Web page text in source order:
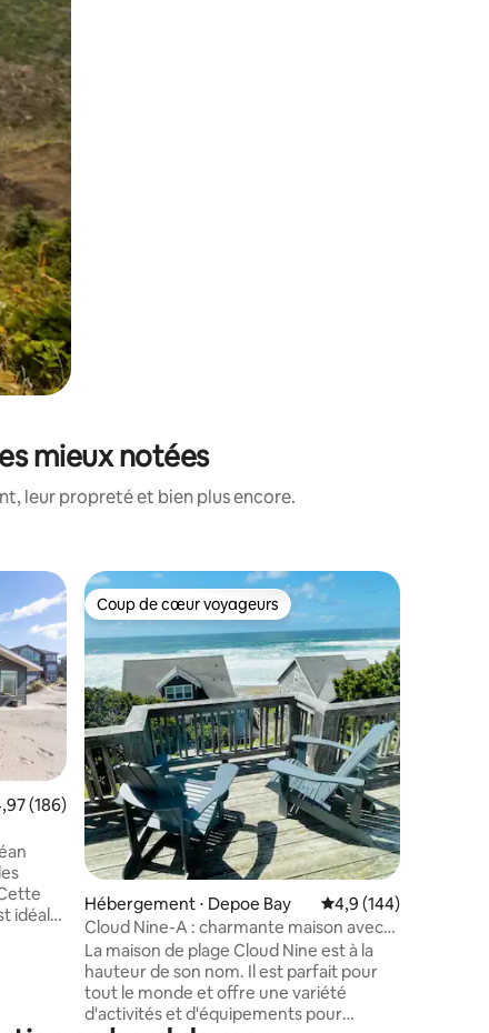
glisser.
mieux notées
leur propreté et bien plus encore.
: 4,98 sur 5
appréciés
moyenne sur la base de 186 commentaires : 4,97 sur 5
(186)
idéale
Coup de cœur voyageurs
Coup de cœur voyageurs
Hébergement ⋅ Depoe Bay Évaluation moyenne
4,9 (144)
Cloud Nine-A : charmante maison avec
vue sur l'océan et jacuzzi
La maison de plage Cloud Nine est à la
hauteur de son nom. Il est parfait pour
tout le monde et offre une variété
d'activités et d'équipements pour